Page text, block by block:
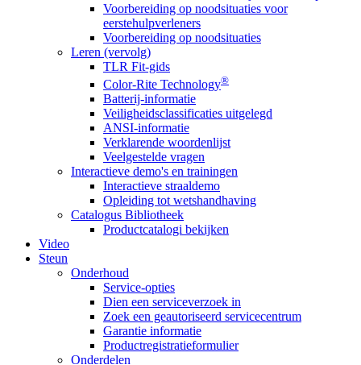
Voorbereiding op noodsituaties voor
eerstehulpverleners
Voorbereiding op noodsituaties
Leren (vervolg)
TLR Fit-gids
Color-Rite Technology®
Batterij-informatie
Veiligheidsclassificaties uitgelegd
ANSI-informatie
Verklarende woordenlijst
Veelgestelde vragen
Interactieve demo's en trainingen
Interactieve straaldemo
Opleiding tot wetshandhaving
Catalogus Bibliotheek
Productcatalogi bekijken
Video
Steun
Onderhoud
Service-opties
Dien een serviceverzoek in
Zoek een geautoriseerd servicecentrum
Garantie informatie
Productregistratieformulier
Onderdelen